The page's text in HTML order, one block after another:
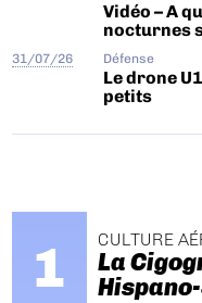
Vidéo – A
nocturnes
31/07/26 Défense
Le drone
petits
CULTURE
La